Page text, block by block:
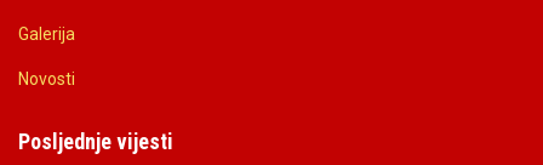
Galerija
Novosti
Posljednje vijesti